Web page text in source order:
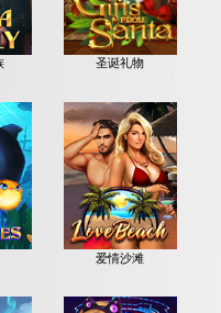
圣诞礼物
爱情沙滩